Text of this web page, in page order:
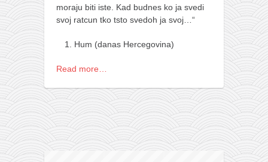
Okinava karate
najnovije na blogu
moje beleške
istorija karatea
bubishi
karate
kihon
naihanchi
moraju biti iste. Kad budnes ko ja svedi
svoj ratcun tko tsto svedoh ja svoj…“
Hum (danas Hercegovina)
Read more…